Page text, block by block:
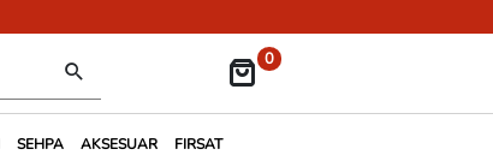
0
SEHPA AKSESUAR FIRSAT